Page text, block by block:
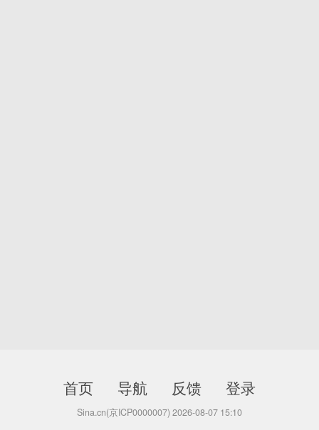
首页 导航 反馈 登录
Sina.cn(京ICP0000007) 2026-08-07 15:10